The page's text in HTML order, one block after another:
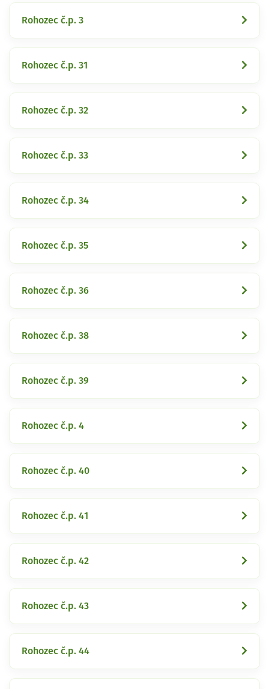
Rohozec č.p. 3
Rohozec č.p. 31
Rohozec č.p. 32
Rohozec č.p. 33
Rohozec č.p. 34
Rohozec č.p. 35
Rohozec č.p. 36
Rohozec č.p. 38
Rohozec č.p. 39
Rohozec č.p. 4
Rohozec č.p. 40
Rohozec č.p. 41
Rohozec č.p. 42
Rohozec č.p. 43
Rohozec č.p. 44